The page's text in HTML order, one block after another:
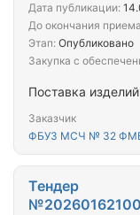
Поставка
Заказчик
ФБУЗ МСЧ № 32
Дата публикации:
До окончания
Этап: Опубликовано
Закупка с
Тендер